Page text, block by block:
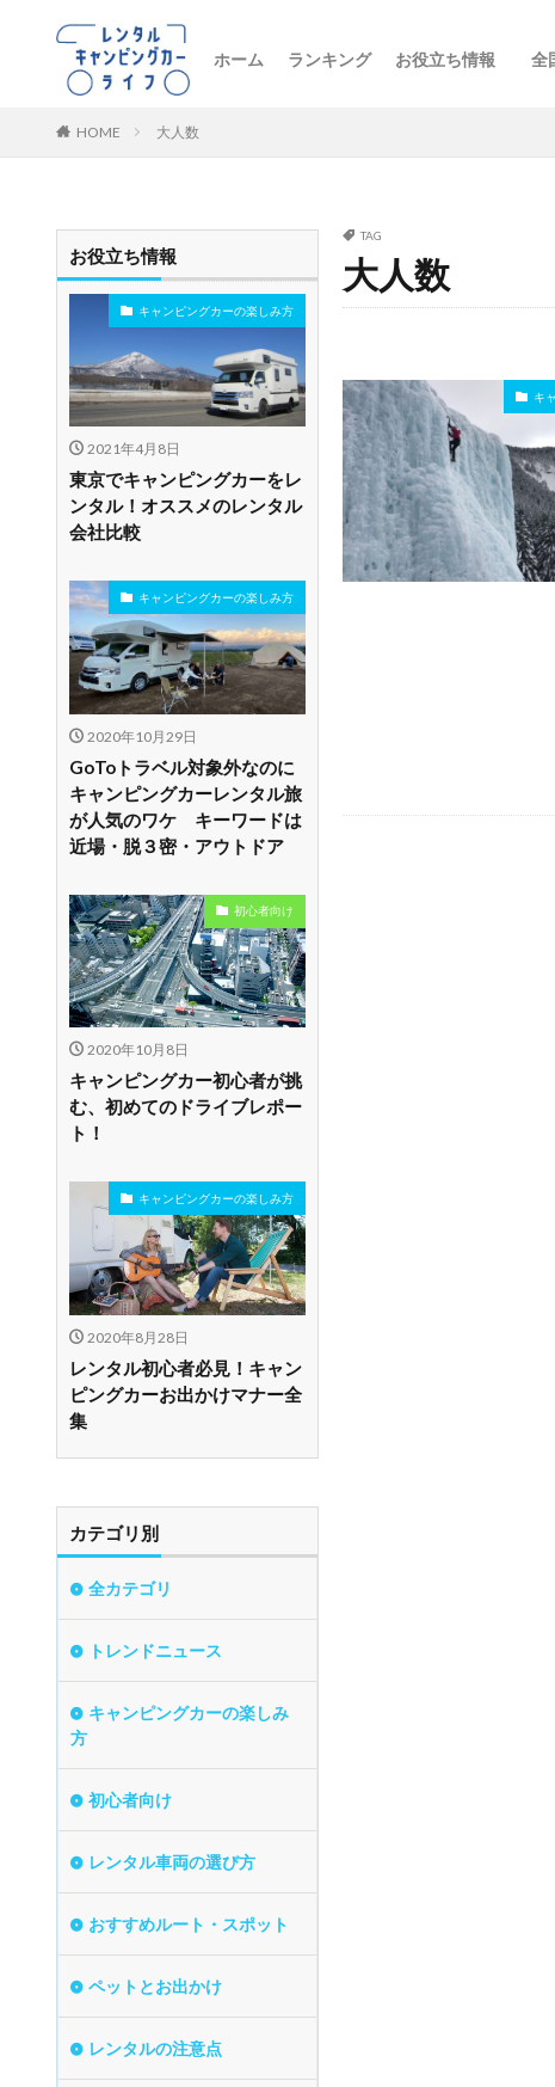
ホーム ランキング お役立ち情報 全
HOME 大人数
TAG
大人数
キ
お役立ち情報
キャンピングカーの楽しみ方
2021年4月8日
東京でキャンピングカーをレ
ンタル！オススメのレンタル
会社比較
キャンピングカーの楽しみ方
2020年10月29日
GoToトラベル対象外なのに
キャンピングカーレンタル旅
が人気のワケ キーワードは
近場・脱３密・アウトドア
初心者向け
2020年10月8日
キャンピングカー初心者が挑
む、初めてのドライブレポー
ト！
キャンピングカーの楽しみ方
2020年8月28日
レンタル初心者必見！キャン
ピングカーお出かけマナー全
集
カテゴリ別
全カテゴリ
トレンドニュース
キャンピングカーの楽しみ
方
初心者向け
レンタル車両の選び方
おすすめルート・スポット
ペットとお出かけ
レンタルの注意点